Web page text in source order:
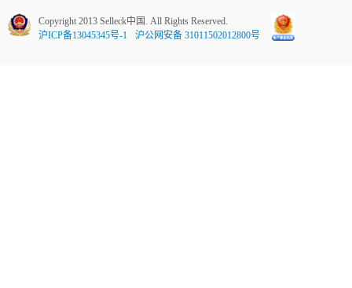
Copyright 2013 Selleck中国. All Rights Reserved.
沪ICP备13045345号-1
沪公网安备 31011502012800号